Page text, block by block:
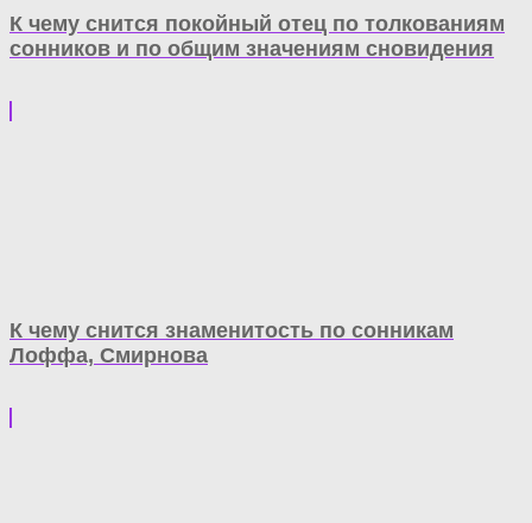
К чему снится покойный отец по толкованиям
сонников и по общим значениям сновидения
К чему снится знаменитость по сонникам
Лоффа, Смирнова